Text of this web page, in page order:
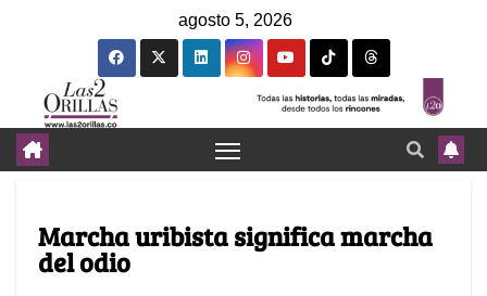
agosto 5, 2026
Marcha uribista significa marcha
del odio